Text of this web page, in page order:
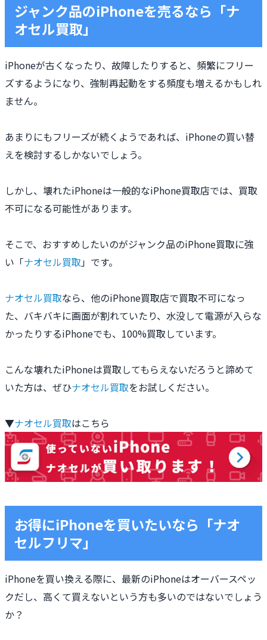
ジャンク品のiPhoneを売るなら「ナ
オセル買取」
iPhoneが古くなったり、故障したりすると、頻繁にフリー
ズするようになり、強制再起動をする頻度も増えるかもしれ
ません。
あまりにもフリーズが続くようであれば、iPhoneの買い替
えを検討するしかないでしょう。
しかし、壊れたiPhoneは一般的なiPhone買取店では、買取
不可になる可能性があります。
そこで、おすすめしたいのがジャンク品のiPhone買取に強
い「ナオセル買取」です。
ナオセル買取なら、他のiPhone買取店で買取不可になっ
た、バキバキに画面が割れていたり、水没して電源が入らな
かったりするiPhoneでも、100%買取しています。
こんな壊れたiPhoneは買取してもらえないだろうと諦めて
いた方は、ぜひナオセル買取をお試しください。
▼ナオセル買取はこちら
お得にiPhoneを買いたいなら「ナオ
セルフリマ」
iPhoneを買い換える際に、最新のiPhoneはオーバースペッ
クだし、高くて買えないという方も多いのではないでしょう
か？